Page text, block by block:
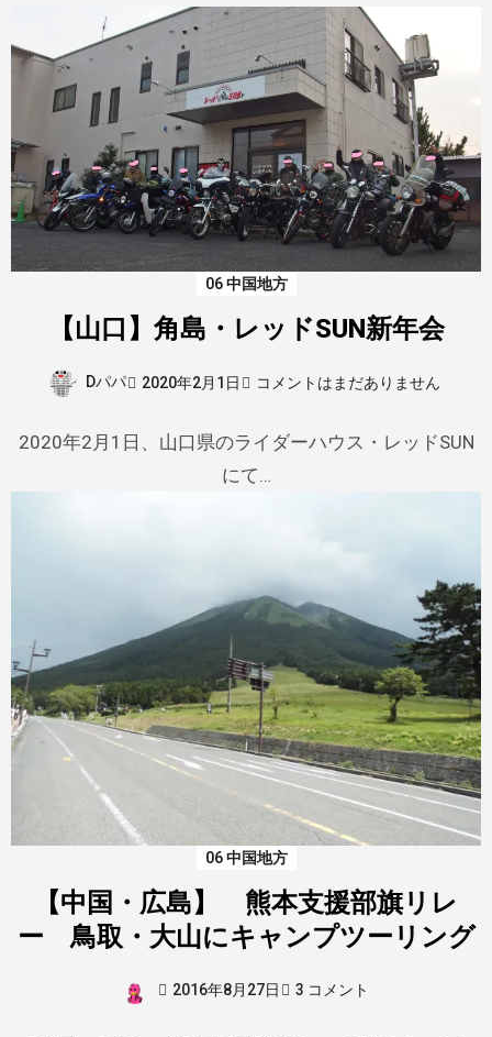
06 中国地方
【山口】角島・レッドSUN新年会
Dパパ 2020年2月1日 コメントはまだありません
2020年2月1日、山口県のライダーハウス・レッドSUN
にて…
06 中国地方
【中国・広島】 熊本支援部旗リレ
ー 鳥取・大山にキャンプツーリング
2016年8月27日 3 コメント